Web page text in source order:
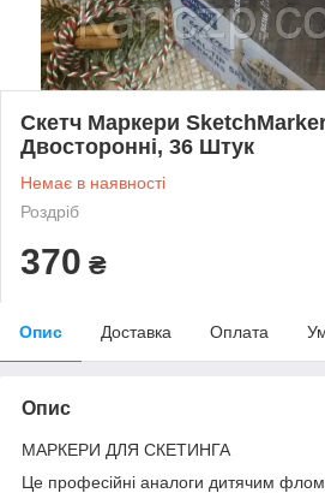
Скетч Маркери
Двосторонні, 36 Штук
Немає в наявності
Роздріб
370 ₴
Опис Доставка Оплата
Опис
МАРКЕРИ ДЛЯ СКЕТИНГА
Це професійні аналоги дитячим